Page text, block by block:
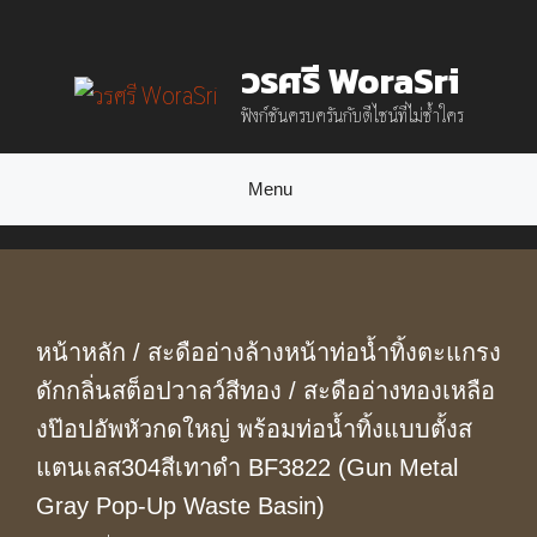
วรศรี WoraSri
ฟังก์ชันครบครันกับดีไซน์ที่ไม่ซ้ำใคร
Menu
หน้าหลัก / สะดืออ่างล้างหน้าท่อน้ำทิ้งตะแกรง
ดักกลิ่นสต็อปวาลว์สีทอง / สะดืออ่างทองเหลือ
งป๊อปอัพหัวกดใหญ่ พร้อมท่อน้ำทิ้งแบบตั้งส
แตนเลส304สีเทาดำ BF3822 (Gun Metal
Gray Pop-Up Waste Basin)